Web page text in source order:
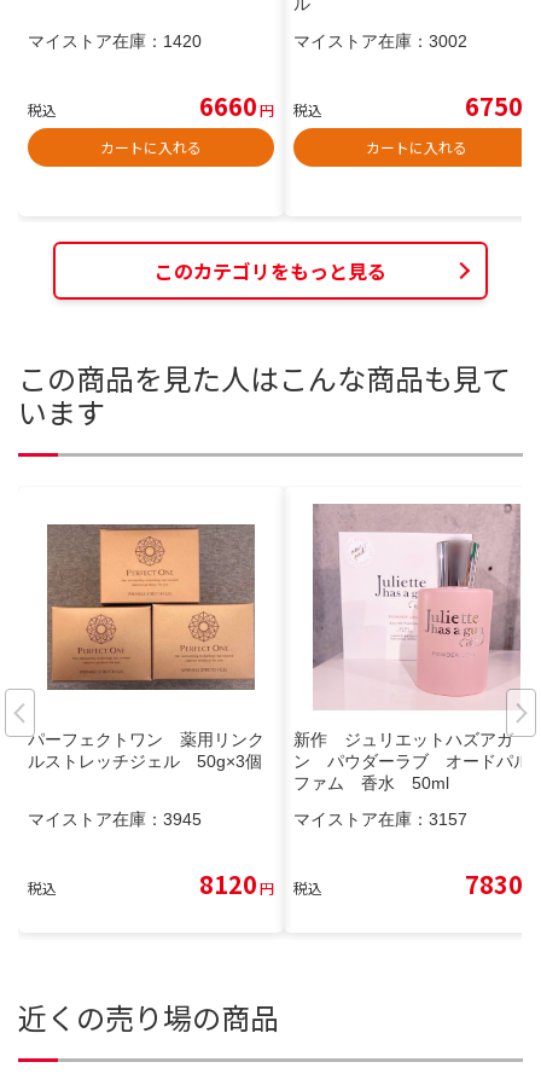
マイストア在庫： 1420
税込 6660円
カートに入れる
ル
マイストア在庫： 3002
税込 6750
カートに入れる
このカテゴリをもっと見る
この商品を見た人はこんな商品も見て
います
パーフェクトワン 薬用リンク
ルストレッチジェル 50g×3個
マイストア在庫： 3945
税込 8120円
新作 ジュリエットハズアガ
ン パウダーラブ オードパル
ファム 香水 50ml
マイストア在庫： 3157
税込 7830
近くの売り場の商品